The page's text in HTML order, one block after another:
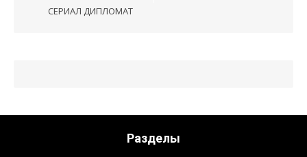
СЕРИАЛ ДИПЛОМАТ
Разделы